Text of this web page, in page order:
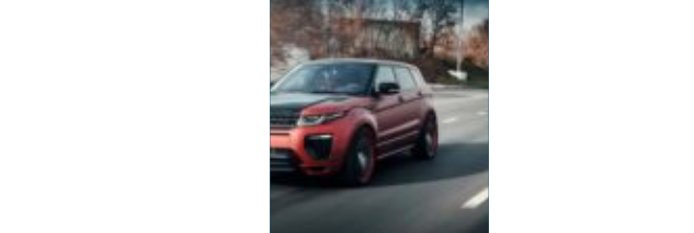
att bygga relationer,
stärka varumärket och
använda tiden på resan
på ett klokt sätt. När
startpunkten är Örebr...